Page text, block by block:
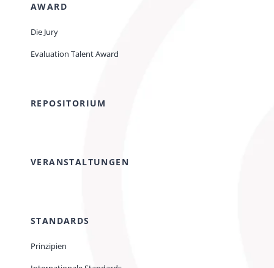
AWARD
Die Jury
Evaluation Talent Award
REPOSITORIUM
VERANSTALTUNGEN
STANDARDS
Prinzipien